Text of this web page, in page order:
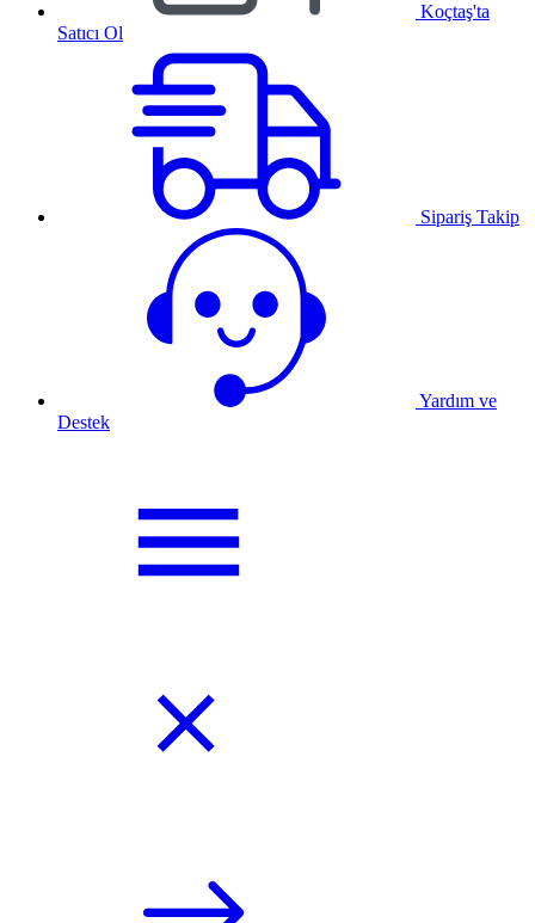
Koçtaş'ta
Satıcı Ol
Sipariş Takip
Yardım ve
Destek